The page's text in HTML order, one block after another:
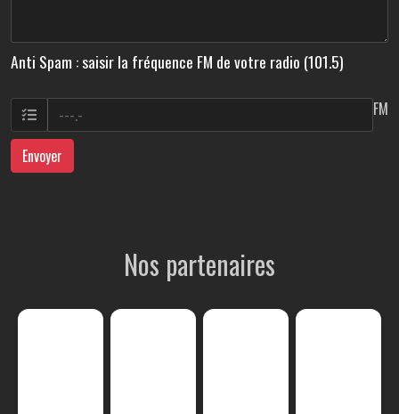
Anti Spam : saisir la fréquence FM de votre radio (101.5)
FM
Envoyer
Nos partenaires